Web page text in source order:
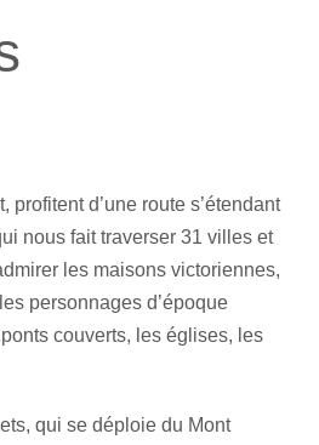
profitent d’une route s’étendant
nous fait traverser 31 villes et
les maisons victoriennes,
personnages d’époque
couverts, les églises, les
qui se déploie du Mont